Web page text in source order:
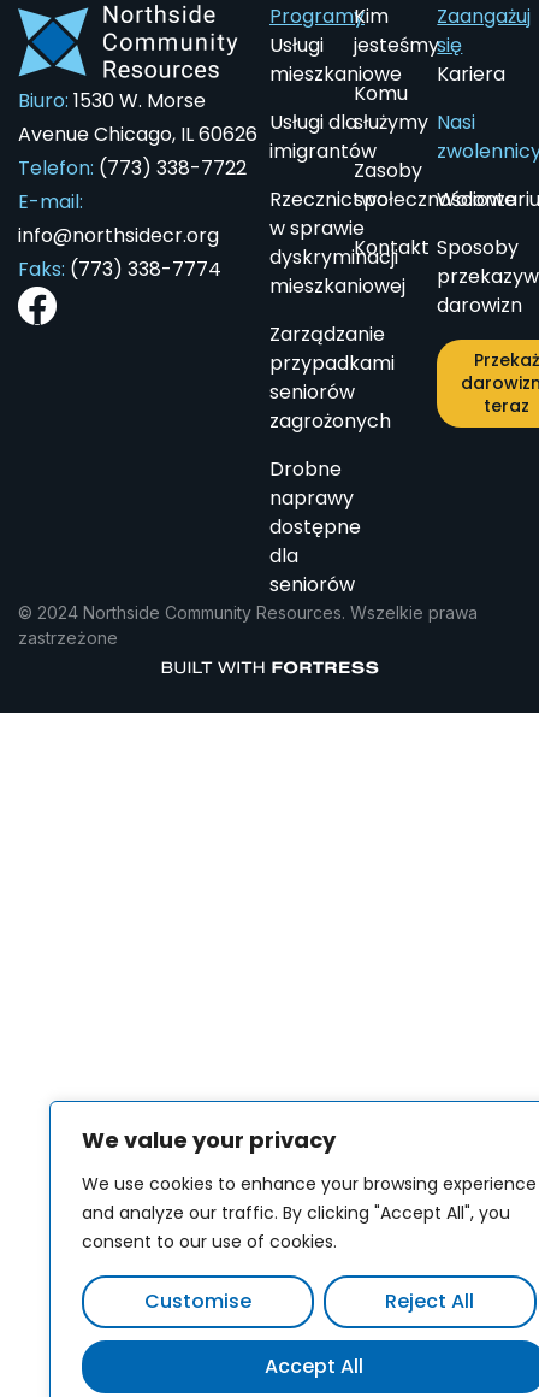
We value your privacy
We use cookies to enhance your browsing experience
and analyze our traffic. By clicking "Accept All", you
consent to our use of cookies.
Customise Reject All
Accept All
Biuro: 1530 W. Morse
Avenue Chicago, IL 60626
Telefon: (773) 338-7722
E-mail:
info@northsidecr.org
Faks: (773) 338-7774
Programy
Usługi
mieszkaniowe
Usługi dla
imigrantów
Rzecznictwo
w sprawie
dyskryminacji
mieszkaniowej
Zarządzanie
przypadkami
seniorów
zagrożonych
Drobne
naprawy
dostępne
dla
seniorów
Kim
jesteśmy
Komu
służymy
Zasoby
społecznościowe
Kontakt
Zaangażuj
się
Kariera
Nasi
Sposoby
darowizn
Przekaż
teraz
© 2024 Northside Community Resources. Wszelkie prawa
zastrzeżone